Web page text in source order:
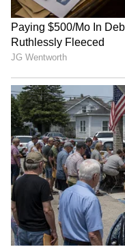
ನಿಮ್ಮ ಆಹಾರದಲ್ಲಿ
ಮತ್ತು ಮೊಟ್ಟೆ ಸೇವಿಸಿ.
ನಟ್ಸ್ ತಿನ್ನುವುದು ಸಹ
ಹಚ್ಚುವುದರಿಂದ ಅದರ
ಕೂದಲು